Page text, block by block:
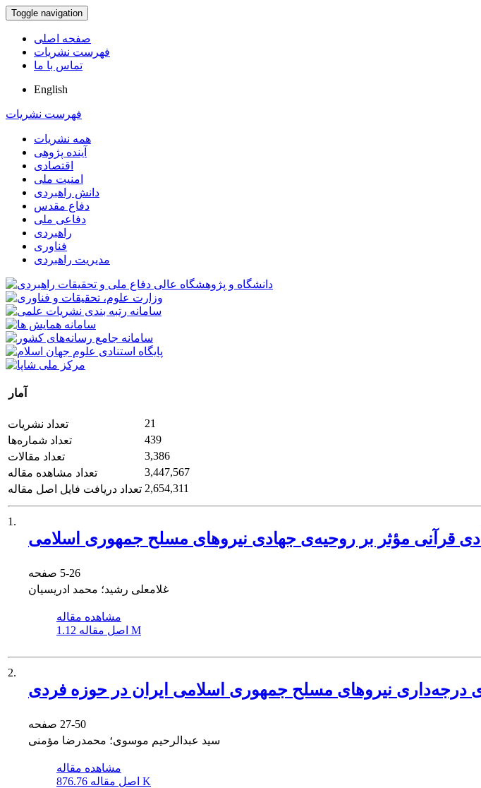
Toggle navigation
صفحه اصلی
فهرست نشریات
تماس با ما
English
فهرست نشریات
همه نشریات
آینده پژوهی
اقتصادی
امنیت ملی
دانش راهبردی
دفاع مقدس
دفاعی ملی
راهبردی
فناوری
مدیریت راهبردی
آمار
تعداد نشریات
21
تعداد شماره‌ها
439
تعداد مقالات
3,386
تعداد مشاهده مقاله
3,447,567
تعداد دریافت فایل اصل مقاله 2,654,311
1.
قرآنی مؤثر بر روحیه‌ی جهادی نیروهای مسلح جمهوری اسلامی
5-26
غلامعلی رشید؛ محمد ادریسیان
مشاهده مقاله
اصل مقاله 1.12 M
2.
درجه‌داری نیروهای مسلح جمهوری اسلامی ایران در حوزه فردی
27-50
سید عبدالرحیم موسوی؛ محمدرضا مؤمنی
مشاهده مقاله
اصل مقاله 876.76 K